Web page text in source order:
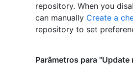
repository. When you
can manually Create a
repository to set
Parâmetros para